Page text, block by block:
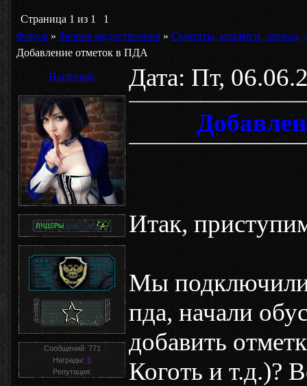
Страница 1 из 1
1
Форум » Теория модостроения » Скрипты, конфиги, логика,
Добавление отметок в ПДА
Hardtmuth Дата: Пт,
Сообщений: 771
Награды: 5
Репутация:
Итак,
Мы подключили
пда, начали
добавить
Коготь и т.д.)?